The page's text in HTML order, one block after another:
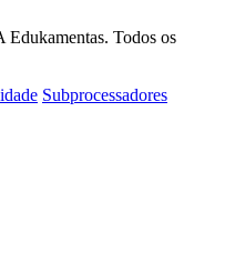
Todos os
Subprocessadores